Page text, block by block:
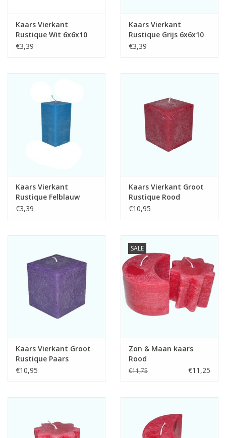
Kaars Vierkant
Rustique Wit 6x6x10
cm
€3,39
Kaars Vierkant
Rustique Grijs 6x6x10
cm
€3,39
Kaars Vierkant
Rustique Felblauw
6x6x10 cm
€3,39
Kaars Vierkant Groot
Rustique Rood
10x10x10 cm
€10,95
Kaars Vierkant Groot
Rustique Paars
10x10x10 cm
€10,95
SALE
Zon & Maan kaars
Rood
€11,75 €11,25